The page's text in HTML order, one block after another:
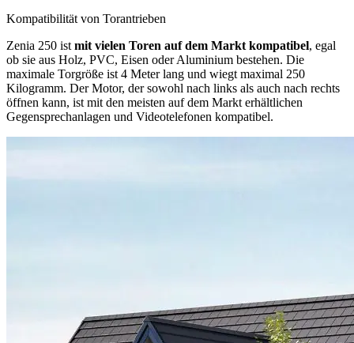
Kompatibilität von Torantrieben
Zenia 250 ist mit vielen Toren auf dem Markt kompatibel, egal
ob sie aus Holz, PVC, Eisen oder Aluminium bestehen. Die
maximale Torgröße ist 4 Meter lang und wiegt maximal 250
Kilogramm. Der Motor, der sowohl nach links als auch nach rechts
öffnen kann, ist mit den meisten auf dem Markt erhältlichen
Gegensprechanlagen und Videotelefonen kompatibel.